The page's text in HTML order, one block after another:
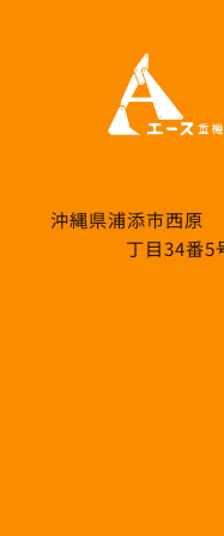
沖縄県浦添
丁目34番5